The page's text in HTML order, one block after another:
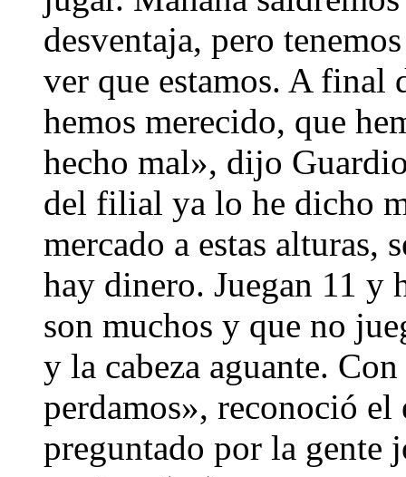
desventaja, pero
ver que estamos. A final
hemos merecido, que
hecho mal», dijo
del filial ya lo he dicho
mercado a estas alturas,
hay dinero. Juegan 11 y
son muchos y que no
y la cabeza aguante.
perdamos», reconoció el
preguntado por la gente